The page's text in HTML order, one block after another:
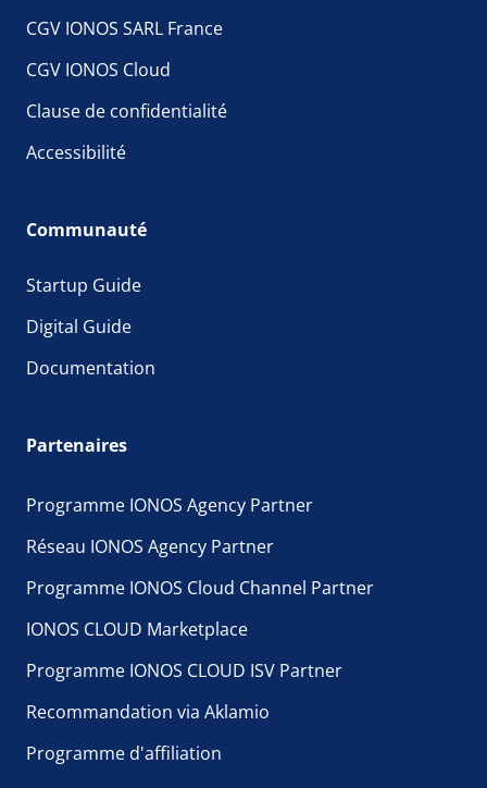
CGV IONOS SARL France
CGV IONOS Cloud
Clause de confidentialité
Accessibilité
Communauté
Startup Guide
Digital Guide
Documentation
Partenaires
Programme IONOS Agency Partner
Réseau IONOS Agency Partner
Programme IONOS Cloud Channel Partner
IONOS CLOUD Marketplace
Programme IONOS CLOUD ISV Partner
Recommandation via Aklamio
Programme d'affiliation